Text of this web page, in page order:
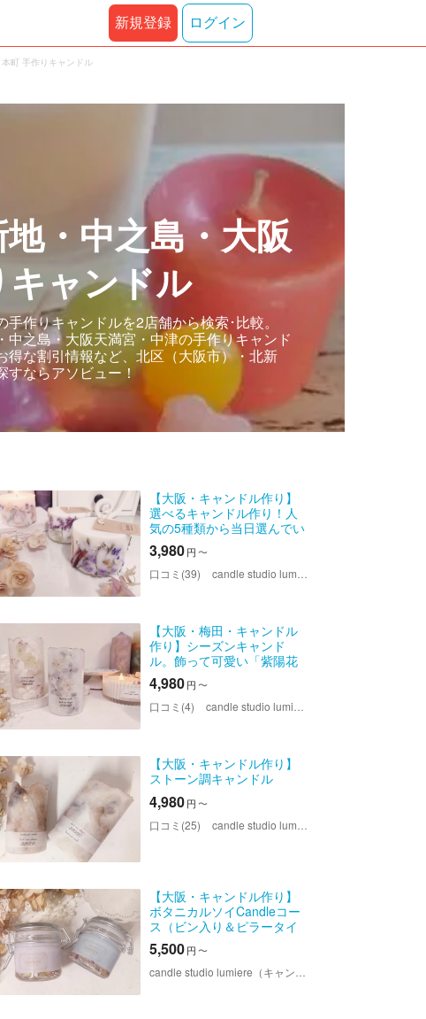
新規登録 ログイン
町 手作りキャンドル
・中之島・大阪
ャンドル
作りキャンドルを2店舗から検索･比較。
之島・大阪天満宮・中津の手作りキャンド
な割引情報など、北区（大阪市）・北新
すならアソビュー！
【大阪・キャンドル作り】
選べるキャンドル作り！人
気の5種類から当日選んでい
ただけます！
3,980円 〜
口コミ(39) candle studio lumiere（キャンドルスタジオ ルミエール）
【大阪・梅田・キャンドル
作り】シーズンキャンド
ル。飾って可愛い「紫陽花
キャンドル」作り
4,980円 〜
口コミ(4) candle studio lumiere（キャンドルスタジオ ルミエール）
【大阪・キャンドル作り】
ストーン調キャンドル
4,980円 〜
口コミ(25) candle studio lumiere（キャンドルスタジオ ルミエール）
【大阪・キャンドル作り】
ボタニカルソイCandleコー
ス（ビン入り＆ピラータイ
プ2種類）
5,500円 〜